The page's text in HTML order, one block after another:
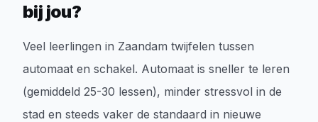
bij jou?
Veel leerlingen in Zaandam twijfelen tussen
automaat en schakel. Automaat is sneller te leren
(gemiddeld 25-30 lessen), minder stressvol in de
stad en steeds vaker de standaard in nieuwe